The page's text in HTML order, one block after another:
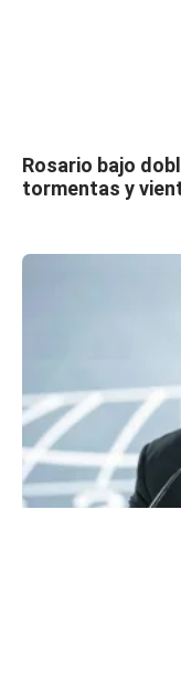
Rosario bajo
tormentas y